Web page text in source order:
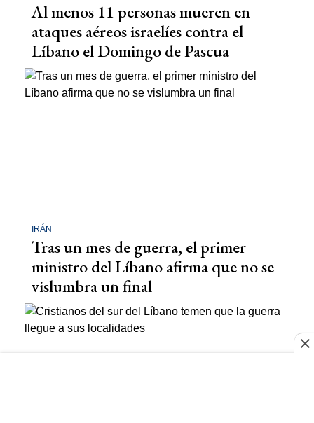
Al menos 11 personas mueren en
ataques aéreos israelíes contra el
Líbano el Domingo de Pascua
IRÁN
Tras un mes de guerra, el primer
ministro del Líbano afirma que no se
vislumbra un final